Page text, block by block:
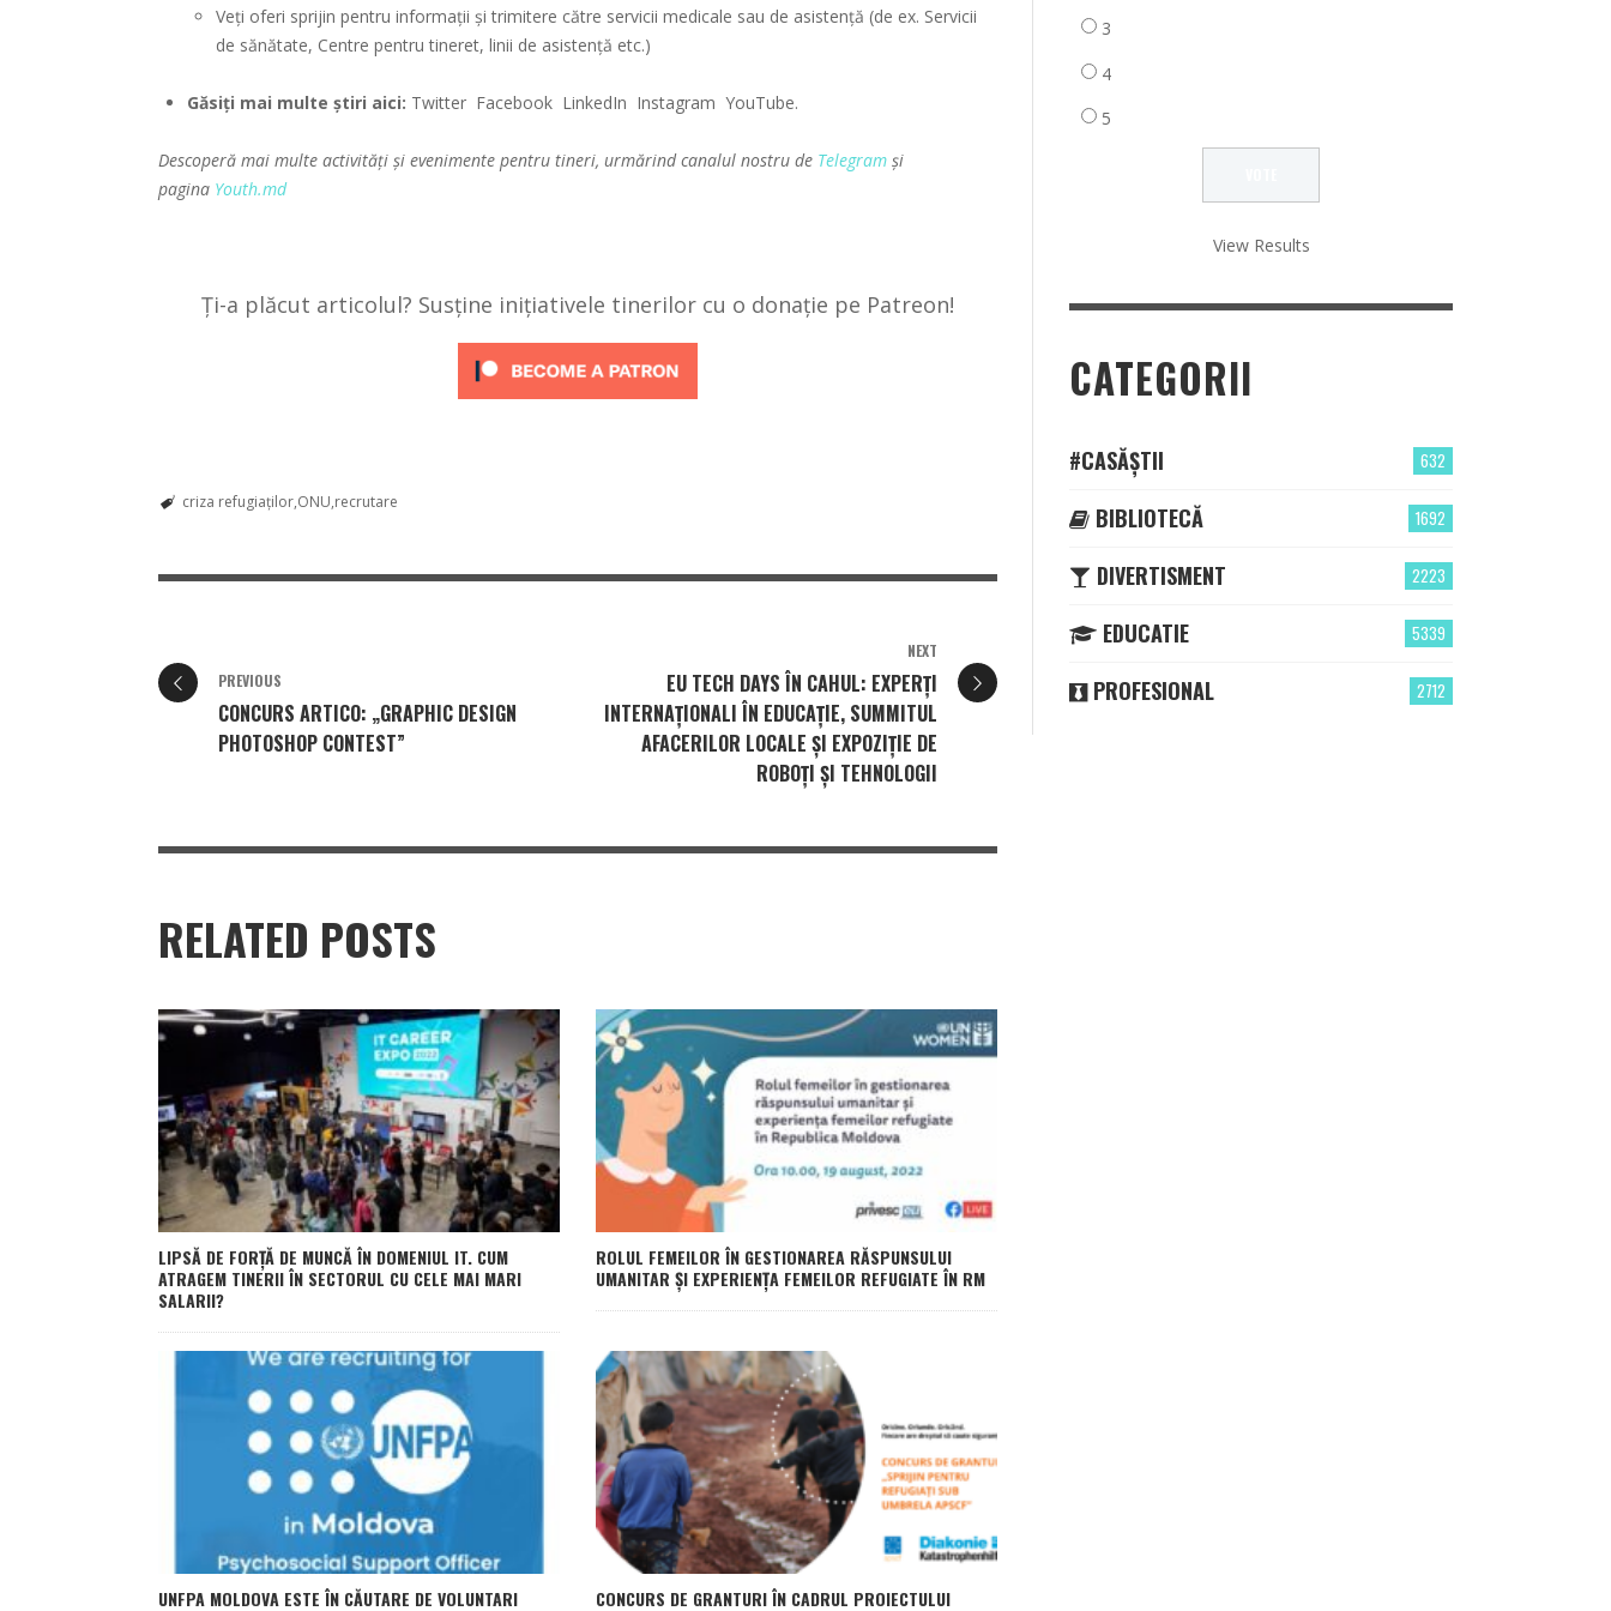
Veți oferi sprijin pentru informații și trimitere către servicii medicale sau de asistență (de ex. Servicii
de sănătate, Centre pentru tineret, linii de asistență etc.)
Găsiți mai multe știri aici: Twitter Facebook LinkedIn Instagram YouTube.
Descoperă mai multe activități și evenimente pentru tineri, urmărind canalul nostru de Telegram și
pagina Youth.md
Ți-a plăcut articolul? Susține inițiativele tinerilor cu o donație pe Patreon!
criza refugiaților ONU recrutare
PREVIOUS
CONCURS ARTICO: „GRAPHIC DESIGN
PHOTOSHOP CONTEST”
NEXT
EU TECH DAYS ÎN CAHUL: EXPERȚI
INTERNAȚIONALI ÎN EDUCAȚIE, SUMMITUL
AFACERILOR LOCALE ȘI EXPOZIȚIE DE
ROBOȚI ȘI TEHNOLOGII
RELATED POSTS
LIPSĂ DE FORȚĂ DE MUNCĂ ÎN DOMENIUL IT. CUM
ATRAGEM TINERII ÎN SECTORUL CU CELE MAI MARI
SALARII?
ROLUL FEMEILOR ÎN GESTIONAREA RĂSPUNSULUI
UMANITAR ȘI EXPERIENȚA FEMEILOR REFUGIATE ÎN RM
UNFPA MOLDOVA ESTE ÎN CĂUTARE DE VOLUNTARI
CONCURS DE GRANTURI ÎN CADRUL PROIECTULUI
3
4
5
View Results
CATEGORII
632
#CASĂȘTII
1692
BIBLIOTECĂ
2223
DIVERTISMENT
5339
EDUCATIE
2712
PROFESIONAL